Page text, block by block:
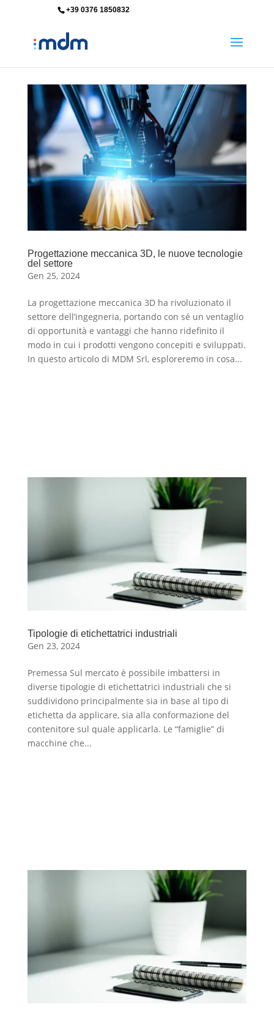
+39 0376 1850832
Progettazione meccanica 3D, le nuove tecnologie
del settore
Gen 25, 2024
La progettazione meccanica 3D ha rivoluzionato il
settore dell’ingegneria, portando con sé un ventaglio
di opportunità e vantaggi che hanno ridefinito il
modo in cui i prodotti vengono concepiti e sviluppati.
In questo articolo di MDM Srl, esploreremo in cosa...
Tipologie di etichettatrici industriali
Gen 23, 2024
Premessa Sul mercato è possibile imbattersi in
diverse tipologie di etichettatrici industriali che si
suddividono principalmente sia in base al tipo di
etichetta da applicare, sia alla conformazione del
contenitore sul quale applicarla. Le “famiglie” di
macchine che...